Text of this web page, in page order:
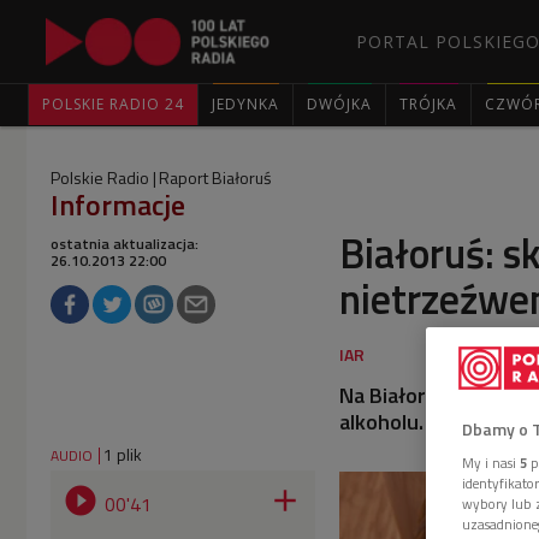
PORTAL
POLSKIE RADIO 24 JEDYNKA DWÓJKA TRÓJKA
Polskie Radio Raport Białoruś
Informacje
Białoruś:
ostatnia aktualizacja:
26.10.2013 22:00
Na Białorusi
alkoholu. To wynik
AUDIO 1 plik
 00'41 
Dbamy o
My i nasi 5
wybory lub